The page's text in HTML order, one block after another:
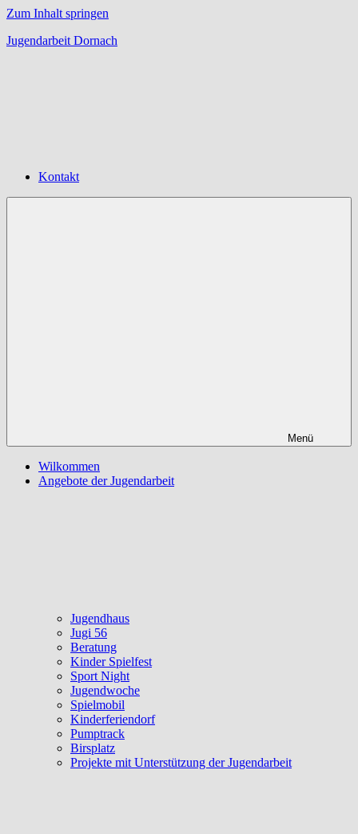
Zum Inhalt springen
Jugendarbeit Dornach
Kontakt
Menü
Wilkommen
Angebote der Jugendarbeit
Jugendhaus
Jugi 56
Beratung
Kinder Spielfest
Sport Night
Jugendwoche
Spielmobil
Kinderferiendorf
Pumptrack
Birsplatz
Projekte mit Unterstützung der Jugendarbeit